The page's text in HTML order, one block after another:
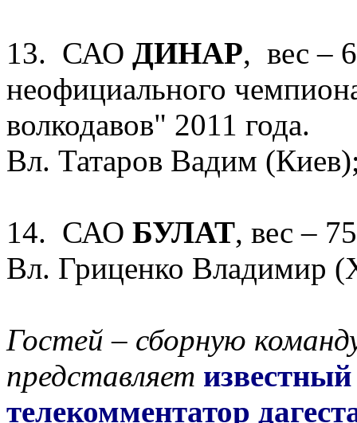
13. САО ДИНАР, вес –
неофициального
волкодавов" 2011 года.
Вл. Татаров Вадим
14. САО БУЛАТ, вес –
Вл. Гриценко Владимир
Гостей – сборную
представляет
телекомментатор